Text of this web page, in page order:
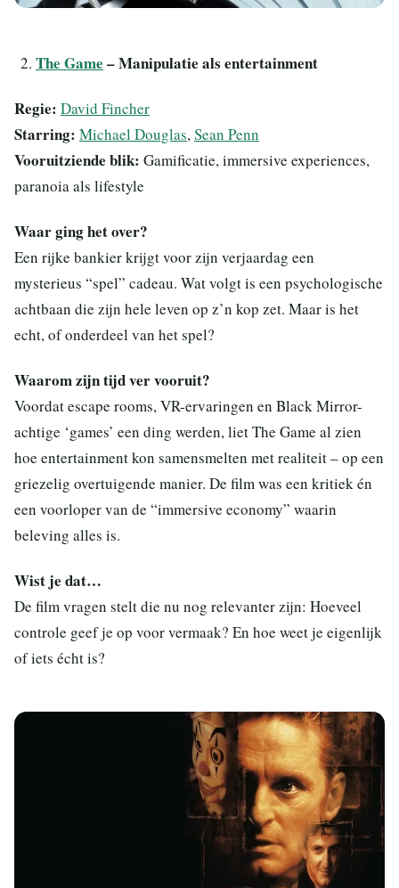
The Game – Manipulatie als entertainment
Regie: David Fincher
Starring: Michael Douglas,Sean Penn
Vooruitziende blik: Gamificatie, immersive experiences,
paranoia als lifestyle
Waar ging het over?
Een rijke bankier krijgt voor zijn verjaardag een
mysterieus “spel” cadeau. Wat volgt is een psychologische
achtbaan die zijn hele leven op z’n kop zet. Maar is het
echt, of onderdeel van het spel?
Waarom zijn tijd ver vooruit?
Voordat escape rooms, VR-ervaringen en Black Mirror-
achtige ‘games’ een ding werden, liet The Game al zien
hoe entertainment kon samensmelten met realiteit – op een
griezelig overtuigende manier. De film was een kritiek én
een voorloper van de “immersive economy” waarin
beleving alles is.
Wist je dat…
De film vragen stelt die nu nog relevanter zijn: Hoeveel
controle geef je op voor vermaak? En hoe weet je eigenlijk
of iets écht is?